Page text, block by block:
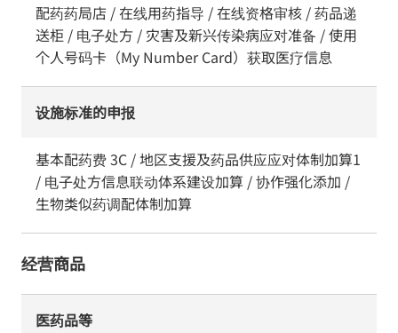
配药药局店 / 在线用药指导 / 在线资格审核 / 药品递
送柜 / 电子处方 / 灾害及新兴传染病应对准备 / 使用
个人号码卡（My Number Card）获取医疗信息
设施标准的申报
基本配药费 3C / 地区支援及药品供应应对体制加算1
/ 电子处方信息联动体系建设加算 / 协作强化添加 /
生物类似药调配体制加算
经营商品
医药品等